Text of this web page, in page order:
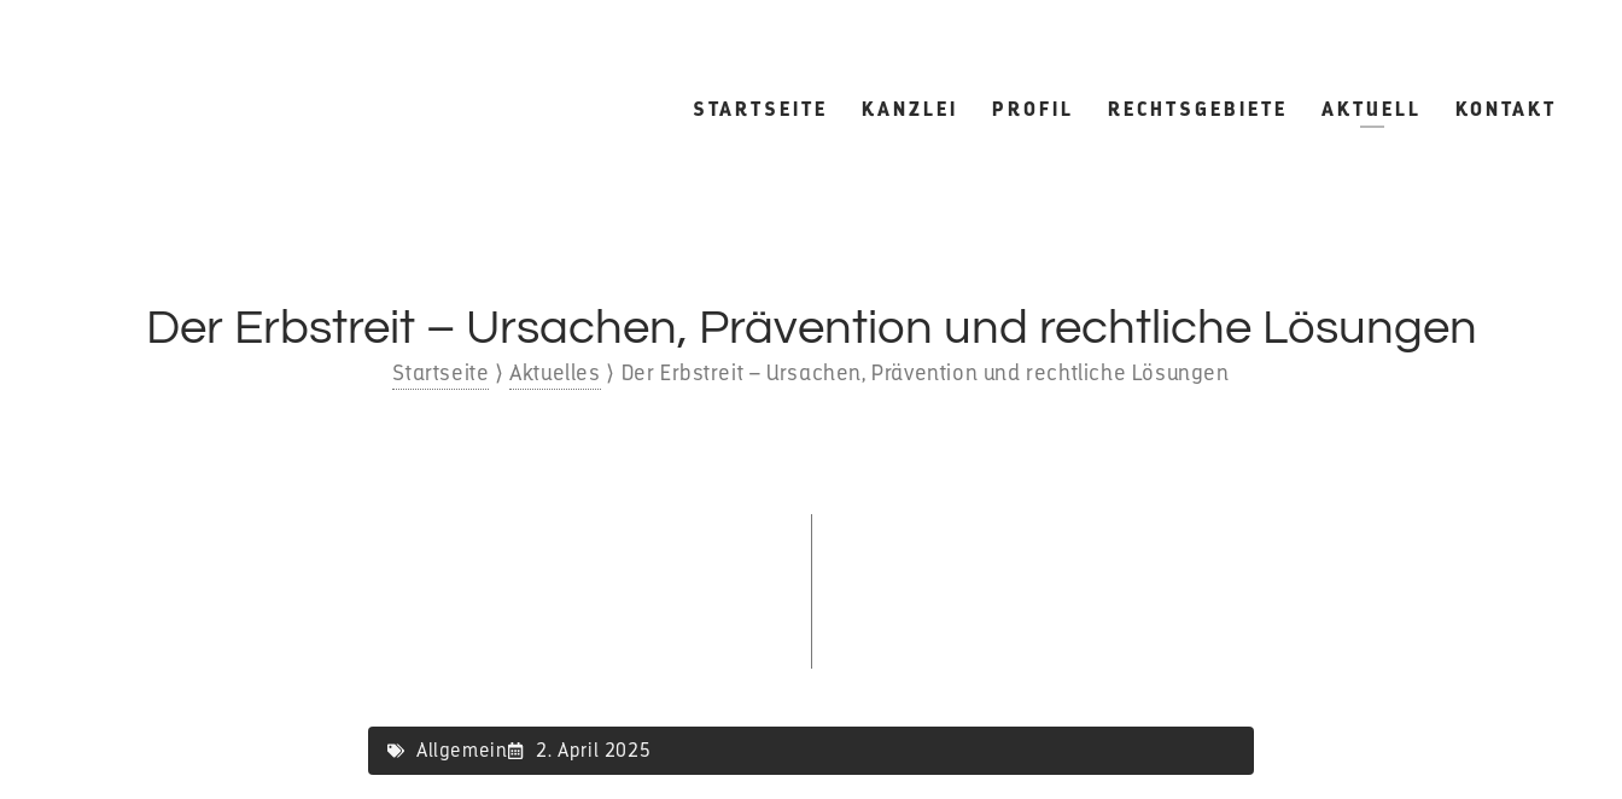
STARTSEITE KANZLEI PROFIL RECHTSGEBIETE AKTUELL KONTAKT
Der Erbstreit – Ursachen, Prävention und rechtliche Lösungen
Startseite ⟩Aktuelles ⟩ Der Erbstreit – Ursachen, Prävention und rechtliche Lösungen
Allgemein 2. April 2025